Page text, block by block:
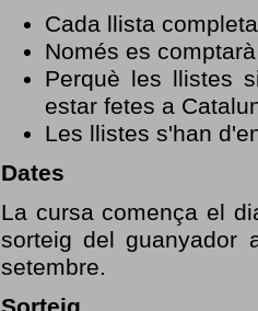
Cada llista
Només es
Perquè les llistes
estar fetes a
Les llistes s'han
Dates
La cursa comença el
sorteig del guanyador
setembre.